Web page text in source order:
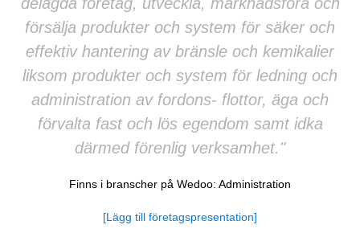
försälja produkter och system för säker och
effektiv hantering av bränsle och kemikalier
liksom produkter och system för ledning och
administration av fordons- flottor, äga och
förvalta fast och lös egendom samt idka
därmed förenlig verksamhet."
Finns i branscher på Wedoo: Administration
[Lägg till företagspresentation]